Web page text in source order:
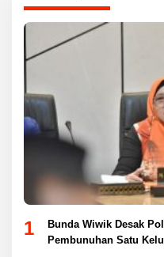
1
Bunda Wiwik Desak
Pembunuhan Satu